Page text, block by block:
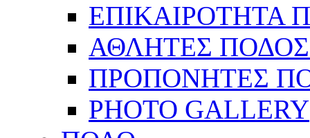
ΕΠΙΚΑΙΡΟΤΗΤΑ
ΑΘΛΗΤΕΣ
ΠΡΟΠΟΝΗΤΕΣ
PHOTO GALLERY